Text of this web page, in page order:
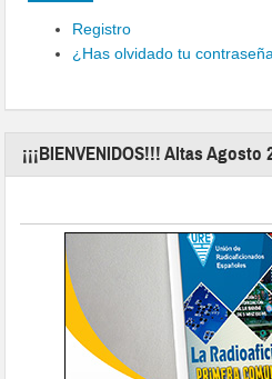
Registro
¿Has olvidado tu
¡¡¡BIENVENIDOS!!! Altas Agosto